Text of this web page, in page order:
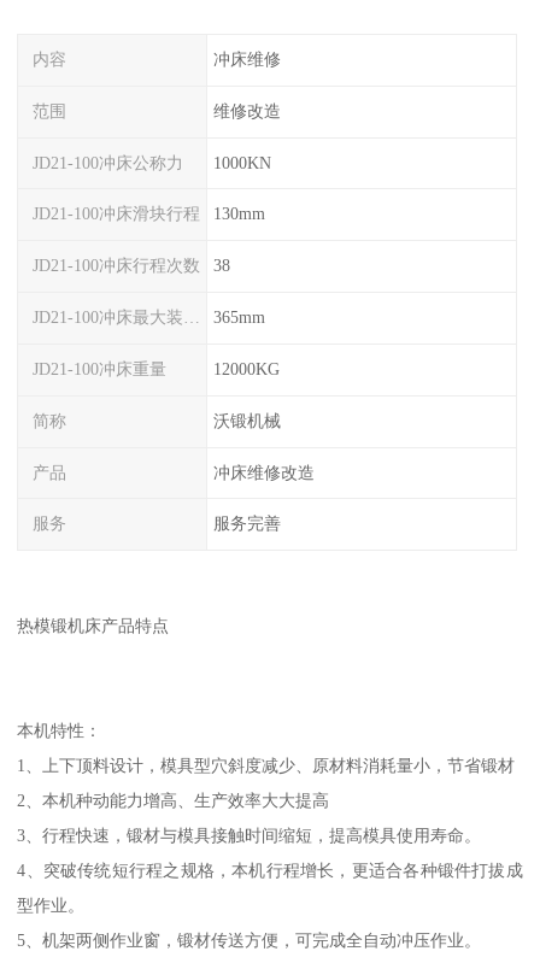
内容 冲床维修
范围 维修改造
JD21-100冲床公称力 1000KN
JD21-100冲床滑块行程 130mm
JD21-100冲床行程次数 38
365mm
JD21-100冲床重量 12000KG
简称 沃锻机械
产品 冲床维修改造
服务 服务完善
热模锻机床产品特点
本机特性：
1、上下顶料设计，模具型穴斜度减少、原材料消耗量小，节省锻材
2、本机种动能力增高、生产效率大大提高
3、行程快速，锻材与模具接触时间缩短，提高模具使用寿命。
4、突破传统短行程之规格，本机行程增长，更适合各种锻件打拔成
型作业。
5、机架两侧作业窗，锻材传送方便，可完成全自动冲压作业。